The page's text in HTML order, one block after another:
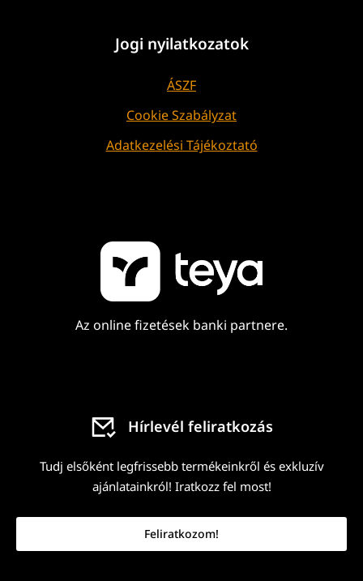
Jogi nyilatkozatok
ÁSZF
Cookie Szabályzat
Adatkezelési Tájékoztató
Az online fizetések banki partnere.
Hírlevél feliratkozás
Tudj elsőként legfrissebb termékeinkről és exkluzív
ajánlatainkról! Iratkozz fel most!
Feliratkozom!